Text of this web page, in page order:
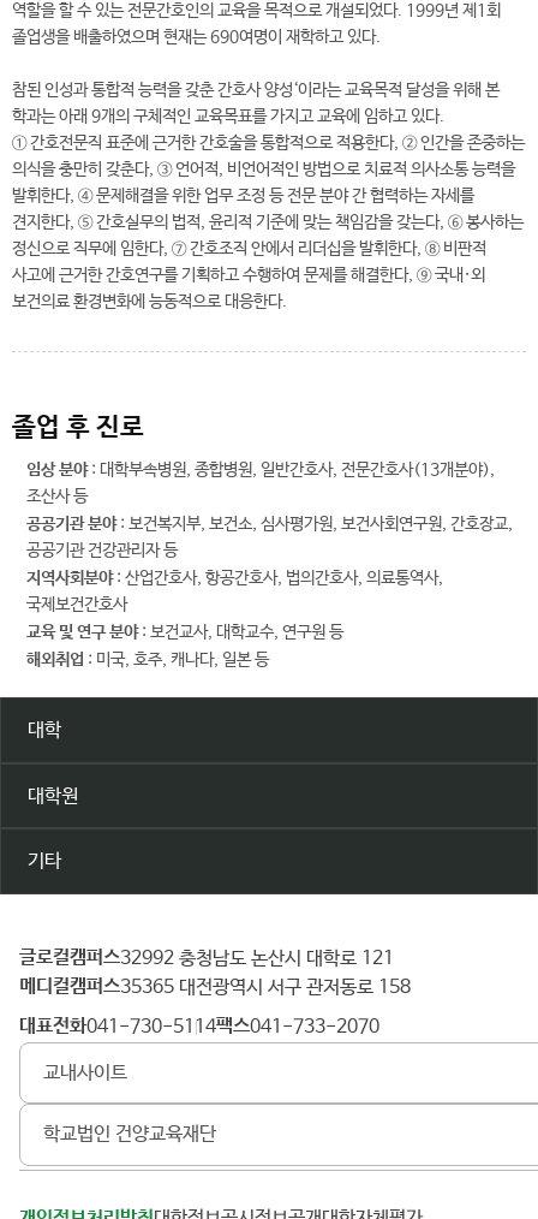
역할을 할 수 있는 전문간호인의 교육을 목적으로 개설되었다. 1999년 제1회
졸업생을 배출하였으며 현재는 690여명이 재학하고 있다.
참된 인성과 통합적 능력을 갖춘 간호사 양성‘이라는 교육목적 달성을 위해 본
학과는 아래 9개의 구체적인 교육목표를 가지고 교육에 임하고 있다.
① 간호전문직 표준에 근거한 간호술을 통합적으로 적용한다, ② 인간을 존중하는
의식을 충만히 갖춘다, ③ 언어적, 비언어적인 방법으로 치료적 의사소통 능력을
발휘한다, ④ 문제해결을 위한 업무 조정 등 전문 분야 간 협력하는 자세를
견지한다, ⑤ 간호실무의 법적, 윤리적 기준에 맞는 책임감을 갖는다, ⑥ 봉사하는
정신으로 직무에 임한다, ⑦ 간호조직 안에서 리더십을 발휘한다, ⑧ 비판적
사고에 근거한 간호연구를 기획하고 수행하여 문제를 해결한다, ⑨ 국내·외
보건의료 환경변화에 능동적으로 대응한다.
졸업 후 진로
임상 분야: 대학부속병원, 종합병원, 일반간호사, 전문간호사(13개분야),
조산사 등
공공기관 분야: 보건복지부, 보건소, 심사평가원, 보건사회연구원, 간호장교,
공공기관 건강관리자 등
지역사회분야: 산업간호사, 항공간호사, 법의간호사, 의료통역사,
국제보건간호사
교육 및 연구 분야: 보건교사, 대학교수, 연구원 등
해외취업 : 미국, 호주, 캐나다, 일본 등
대학
대학원
기타
건
양
대
학
글로컬캠퍼스 32992 충청남도 논산시 대학로 121
메디컬캠퍼스 35365 대전광역시 서구 관저동로 158
대표전화 041-730-5114 팩스 041-733-2070
교내사이트
학교법인 건양교육재단